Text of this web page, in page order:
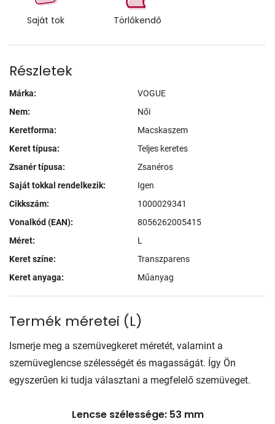
Saját tok Törlőkendő
Részletek
Márka:
VOGUE
Nem:
Női
Keretforma:
Macskaszem
Keret típusa:
Teljes keretes
Zsanér típusa:
Zsanéros
Saját tokkal rendelkezik:
Igen
Cikkszám:
1000029341
Vonalkód (EAN):
8056262005415
Méret:
L
Keret színe:
Transzparens
Keret anyaga:
Műanyag
Termék méretei (L)
Ismerje meg a szemüvegkeret méretét, valamint a
szemüveglencse szélességét és magasságát. Így Ön
egyszerűen ki tudja választani a megfelelő szemüveget.
Lencse szélessége: 53 mm